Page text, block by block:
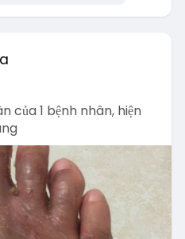
của 1 bệnh nhân, hiện